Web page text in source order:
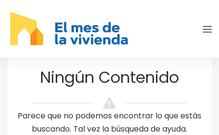
Ningún Contenido
Parece que no podemos encontrar lo que estás
buscando. Tal vez la búsqueda de ayuda.